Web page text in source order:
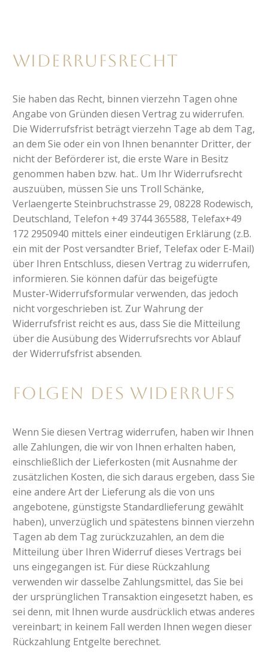
Widerrufsrecht
Sie haben das Recht, binnen vierzehn Tagen ohne
Angabe von Gründen diesen Vertrag zu widerrufen.
Die Widerrufsfrist beträgt vierzehn Tage ab dem Tag,
an dem Sie oder ein von Ihnen benannter Dritter, der
nicht der Beförderer ist, die erste Ware in Besitz
genommen haben bzw. hat.. Um Ihr Widerrufsrecht
auszuüben, müssen Sie uns Troll Schänke,
Verlaengerte Steinbruchstrasse 29, 08228 Rodewisch,
Deutschland, Telefon +49 3744 365588, Telefax+49
172 2950940 mittels einer eindeutigen Erklärung (z.B.
ein mit der Post versandter Brief, Telefax oder E-Mail)
über Ihren Entschluss, diesen Vertrag zu widerrufen,
informieren. Sie können dafür das beigefügte
Muster-Widerrufsformular verwenden, das jedoch
nicht vorgeschrieben ist. Zur Wahrung der
Widerrufsfrist reicht es aus, dass Sie die Mitteilung
über die Ausübung des Widerrufsrechts vor Ablauf
der Widerrufsfrist absenden.
Folgen des Widerrufs
Wenn Sie diesen Vertrag widerrufen, haben wir Ihnen
alle Zahlungen, die wir von Ihnen erhalten haben,
einschließlich der Lieferkosten (mit Ausnahme der
zusätzlichen Kosten, die sich daraus ergeben, dass Sie
eine andere Art der Lieferung als die von uns
angebotene, günstigste Standardlieferung gewählt
haben), unverzüglich und spätestens binnen vierzehn
Tagen ab dem Tag zurückzuzahlen, an dem die
Mitteilung über Ihren Widerruf dieses Vertrags bei
uns eingegangen ist. Für diese Rückzahlung
verwenden wir dasselbe Zahlungsmittel, das Sie bei
der ursprünglichen Transaktion eingesetzt haben, es
sei denn, mit Ihnen wurde ausdrücklich etwas anderes
vereinbart; in keinem Fall werden Ihnen wegen dieser
Rückzahlung Entgelte berechnet.